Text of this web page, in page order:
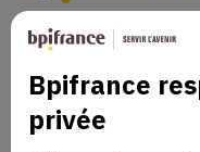
Mentions Légales
Bpifrance
privée